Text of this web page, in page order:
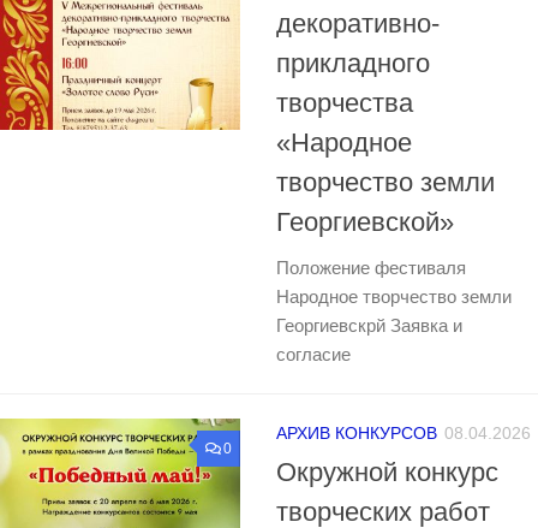
декоративно-
прикладного
творчества
«Народное
творчество земли
Георгиевской»
Положение фестиваля
Народное творчество земли
Георгиевскрй Заявка и
согласие
0
АРХИВ КОНКУРСОВ 08.04.2026
Окружной конкурс
творческих работ